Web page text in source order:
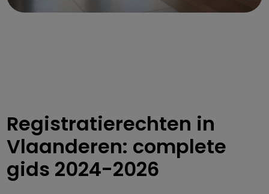
Registratierechten in
Vlaanderen: complete
gids 2024-2026